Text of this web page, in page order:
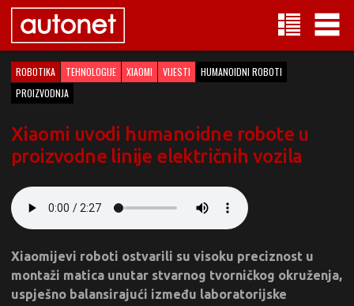
ROBOTIKA TEHNOLOGIJE XIAOMI VIJESTI
HUMANOIDNI ROBOTI
PROIZVODNJA
Xiaomi uvodi humanoidne robote u
proizvodne linije električnih vozila
Xiaomijevi roboti ostvarili su visoku preciznost u
montaži matica unutar stvarnog tvorničkog okruženja,
uspješno balansirajući između laboratorijske